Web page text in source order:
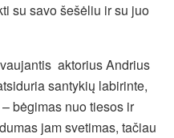
su savo šešėliu ir su juo
aktorius Andrius
santykių labirinte,
bėgimas nuo tiesos ir
jam svetimas, tačiau